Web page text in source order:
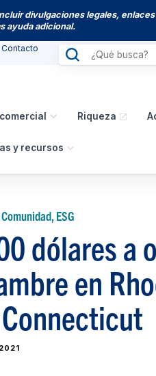
divulgaciones legales,
ayuda adicional.
Contacto
Riqueza
y recursos
ESG
dólares a
en